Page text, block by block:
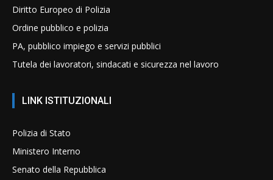
Diritto Europeo di Polizia
Ordine pubblico e polizia
PA, pubblico impiego e servizi pubblici
Tutela dei lavoratori, sindacati e sicurezza nel lavoro
LINK ISTITUZIONALI
Polizia di Stato
Ministero Interno
Senato della Repubblica